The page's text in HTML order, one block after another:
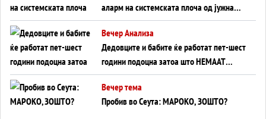
аларм на системската плоча од јужна
Германија до Црното Море...
Вечер Анализа
Дедовците и бабите ќе работат пет-шест
години подоцна затоа што НЕМААТ
ВНУЦИ ДА ГИ ЗАМЕНАТ
Вечер тема
Пробив во Сеута: МАРОКО, ЗОШТО?